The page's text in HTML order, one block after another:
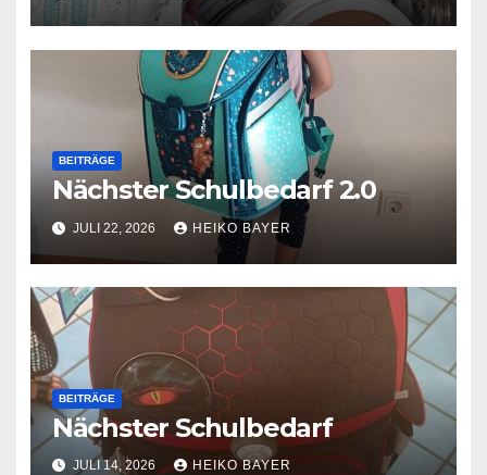
BEITRÄGE
Nächster Schulbedarf 2.0
JULI 22, 2026 HEIKO BAYER
BEITRÄGE
Nächster Schulbedarf
JULI 14, 2026 HEIKO BAYER